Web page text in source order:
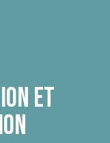
ET